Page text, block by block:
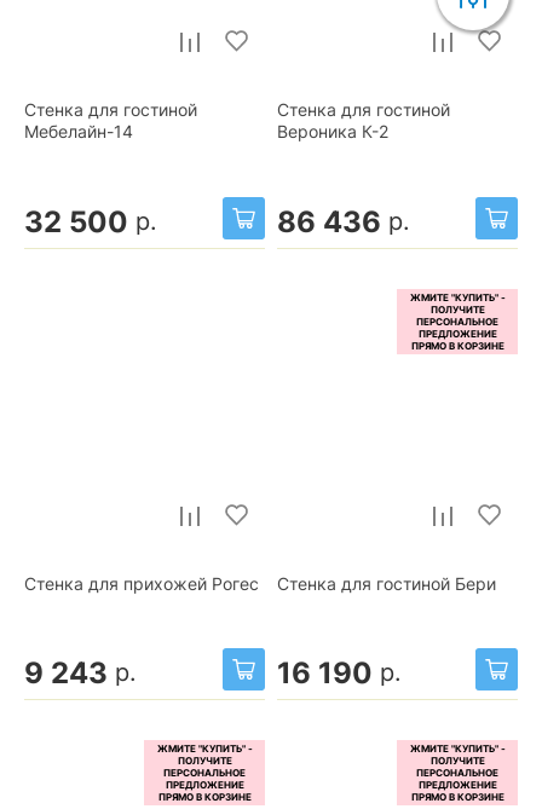
Стенка для гостиной
Мебелайн-14
32 500 р.
Стенка для гостиной
Вероника К-2
86 436 р.
Стенка для прихожей Рогес
9 243 р.
Стенка для гостиной Бери
16 190 р.